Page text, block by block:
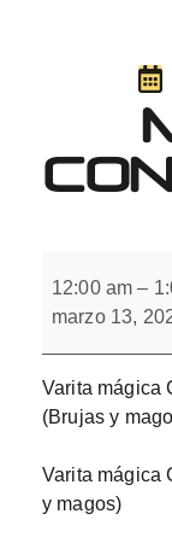
mágica
12:00 am –
marzo 13,
Varita mágica
(Brujas y
Varita mágica
y magos)